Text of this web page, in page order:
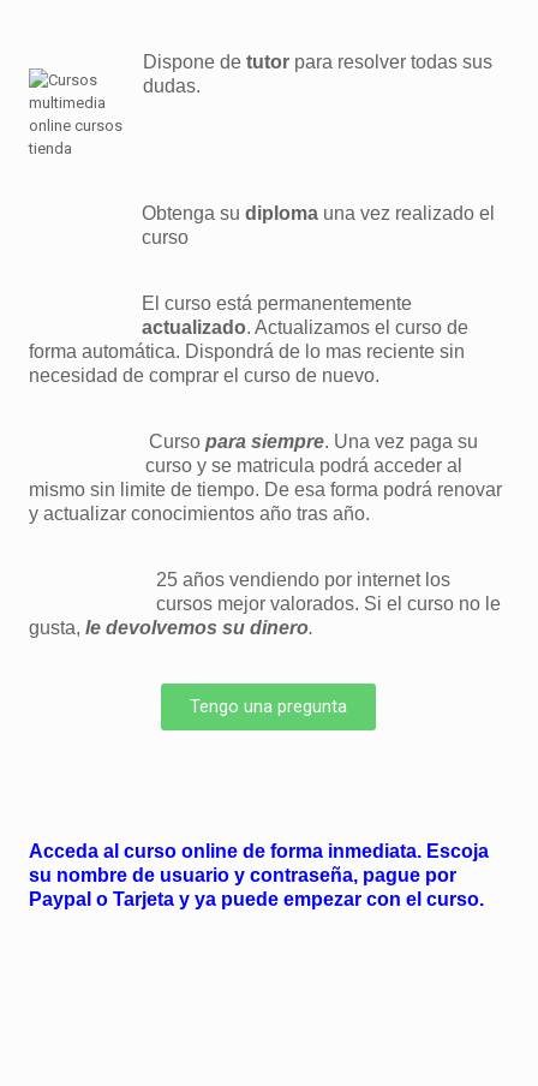
Dispone detutor para resolver todas sus
dudas.
Obtenga sudiploma una vez realizado el
curso
El curso está permanentemente
actualizado. Actualizamos el curso de
forma automática. Dispondrá de lo mas reciente sin
necesidad de comprar el curso de nuevo.
Cursopara siempre. Una vez paga su
curso y se matricula podrá acceder al
mismo sin limite de tiempo. De esa forma podrá renovar
y actualizar conocimientos año tras año.
25 años vendiendo por internet los
cursos mejor valorados. Si el curso no le
gusta,le devolvemos su dinero.
Tengo una pregunta
Acceda al curso online de forma inmediata. Escoja
su nombre de usuario y contraseña, pague por
Paypal o Tarjeta y ya puede empezar con el curso.